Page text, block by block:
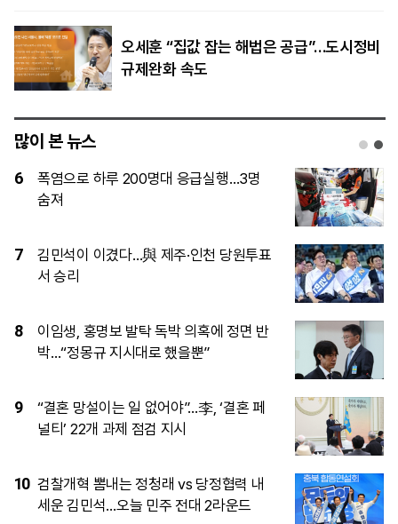
오세훈 “집값 잡는 해법은 공급”…도시정비
규제완화 속도
많이 본 뉴스
1
[속보] 김민석, 與전당대회 제주·인천 당
원투표서 승리
2
제주·인천 당심은 김민석…정청래와 누적
득표 ‘초박빙’
3
[공연 어땠어?] 에스파, 3만 5000명과 연
‘컴플렉시티’
4
천안 교회서 지낸 11세 숨져…경찰, 학대치
사 수사 중
5
폭염 속 대전·당진 정전…1200여세대 ‘찜
통 불편’